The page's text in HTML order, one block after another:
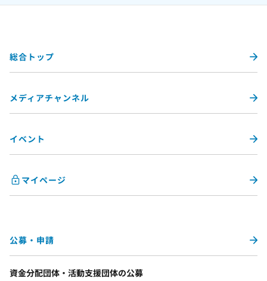
総合トップ
メディアチャンネル
イベント
マイページ
公募・申請
資金分配団体・活動支援団体の公募